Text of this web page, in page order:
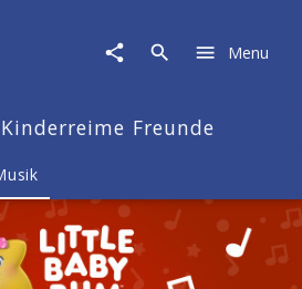
Menu
Freunde